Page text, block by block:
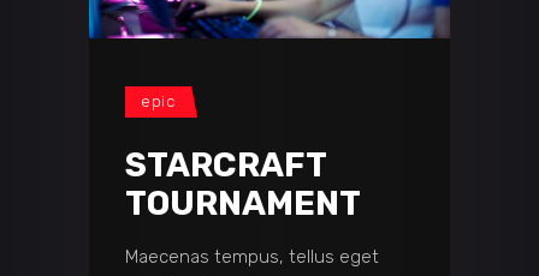
epic
STARCRAFT
TOURNAMENT
Maecenas tempus, tellus eget